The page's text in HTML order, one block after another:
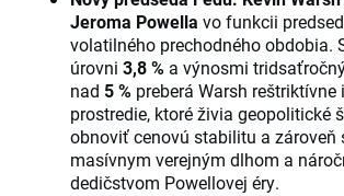
Jeroma Powella vo funkcii
volatilného prechodného obdobia.
úrovni 3,8 % a výnosmi
nad 5 % preberá Warsh reštriktívne
prostredie, ktoré živia geopolitické
obnoviť cenovú stabilitu a zároveň
masívnym verejným dlhom a
dedičstvom Powellovej éry.